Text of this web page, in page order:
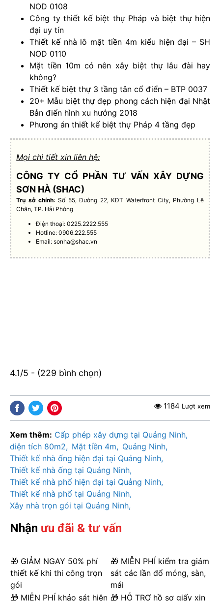
NOD 0108
Công ty thiết kế biệt thự Pháp và biệt thự hiện
đại uy tín
Thiết kế nhà lô mặt tiền 4m kiểu hiện đại – SH
NOD 0110
Mặt tiền 10m có nên xây biệt thự lâu đài hay
không?
Thiết kế biệt thự 3 tầng tân cổ điển – BTP 0037
20+ Mẫu biệt thự đẹp phong cách hiện đại Nhật
Bản điển hình xu hướng 2018
Phương án thiết kế biệt thự Pháp 4 tầng đẹp
Mọi chi tiết xin liên hệ:
CÔNG TY CỔ PHẦN TƯ VẤN XÂY DỰNG
SƠN HÀ (SHAC)
Trụ sở chính: Số 55, Đường 22, KĐT Waterfront City, Phường Lê
Chân, TP. Hải Phòng
Điện thoại: 0225.2222.555
Hotline: 0906.222.555
Email:sonha@shac.vn
4.1/5 - (229 bình chọn)
1184 Lượt xem
Xem thêm: Cấp phép xây dựng tại Quảng Ninh
diện tích 80m2
Mặt tiền 4m
Quảng Ninh
Thiết kế nhà ống hiện đại tại Quảng Ninh
Thiết kế nhà ống tại Quảng Ninh
Thiết kế nhà phố hiện đại tại Quảng Ninh
Thiết kế nhà phố tại Quảng Ninh
Xây nhà trọn gói tại Quảng Ninh
Nhận ưu đãi & tư vấn
🎁 GIẢM NGAY 50% phí
thiết kế khi thi công trọn
gói
🎁 MIỄN PHÍ kiểm tra giám
sát các lần đổ móng, sàn,
mái
🎁 MIỄN PHÍ khảo sát hiện 🎁 HỖ TRỢ hồ sơ giấy xin